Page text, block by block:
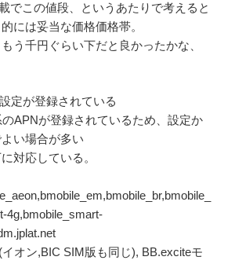
でこの値段、というあたりで考えると
には妥当な価格価格帯。
う千円ぐらい下だと良かったかな、
定が登録されている
APNが登録されているため、設定か
い場合が多い
対応している。
4g,bmobile_smart-
オン,BIC SIM版も同じ), BB.exciteモ